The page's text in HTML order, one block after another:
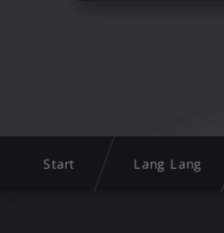
Start Lang Lang